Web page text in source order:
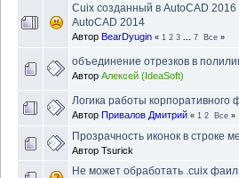
Cuix созданный в AutoCAD 2016
AutoCAD 2014
Автор BearDyugin « 1 2 3 7 Все »
объединение отрезков в
Автор Алексей (IdeaSoft)
Логика работы корпоративного
Автор Привалов Дмитрий « 1 2 Все »
Прозрачность иконок в строке
Автор Tsurick
Не может обработать .cuix